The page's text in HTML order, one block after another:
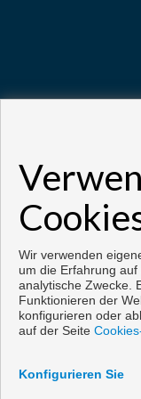
Copyright
Wir verwenden
um die Erfahrung
analytische Zwecke.
Funktionieren der
konfigurieren oder
auf der Seite
Konfigurieren Sie